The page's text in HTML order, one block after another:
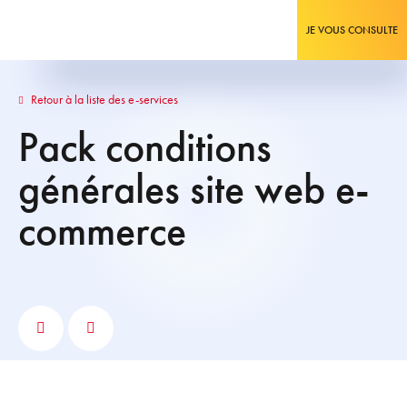
JE VOUS CONSULTE
Retour à la liste des e-services
Pack conditions
générales site web e-
commerce